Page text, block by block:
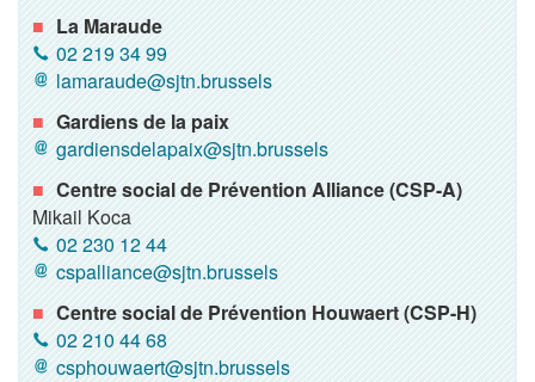
La Maraude
02 219 34 99
lamaraude@sjtn.brussels
Gardiens de la paix
gardiensdelapaix@sjtn.brussels
Centre social de Prévention Alliance (CSP-A)
Mikail Koca
02 230 12 44
cspalliance@sjtn.brussels
Centre social de Prévention Houwaert (CSP-H)
02 210 44 68
csphouwaert@sjtn.brussels